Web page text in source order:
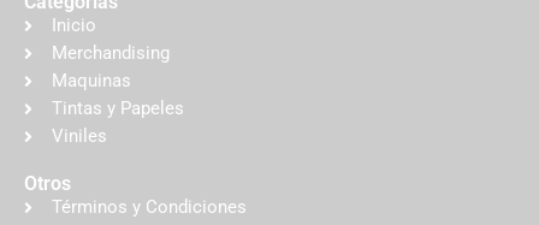
Inicio
Merchandising
Maquinas
Tintas y Papeles
Viniles
Otros
Términos y Condiciones